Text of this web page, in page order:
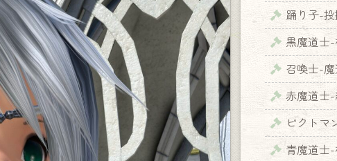
踊り子-投
黒魔道士
召喚士-魔
赤魔道士-
ピクトマ
青魔道士